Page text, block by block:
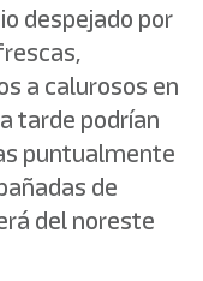
despejado por
a calurosos en
tarde podrían
puntualmente
de
del noreste